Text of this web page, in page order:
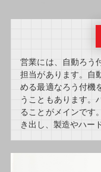
営業には、自動ろう
担当があります。自
める最適なろう付機
うこともあります。
ることがメインです
き出し、製造やハー